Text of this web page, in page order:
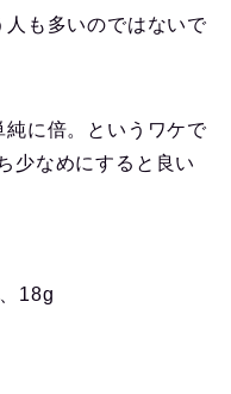
人も多いのではないで
に倍。というワケで
少なめにすると良い
18g